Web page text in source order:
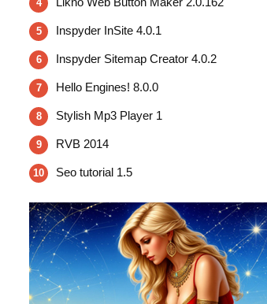
4
5 Inspyder InSite 4.0.1
6 Inspyder Sitemap Creator 4.0.2
7 Hello Engines! 8.0.0
8 Stylish Mp3 Player 1
9 RVB 2014
10 Seo tutorial 1.5